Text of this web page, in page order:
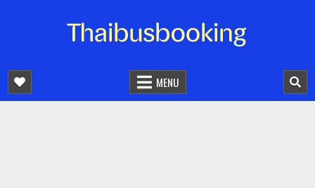
จองตั๋วรถออนไลน์ 24 ชั่วโมง
MENU